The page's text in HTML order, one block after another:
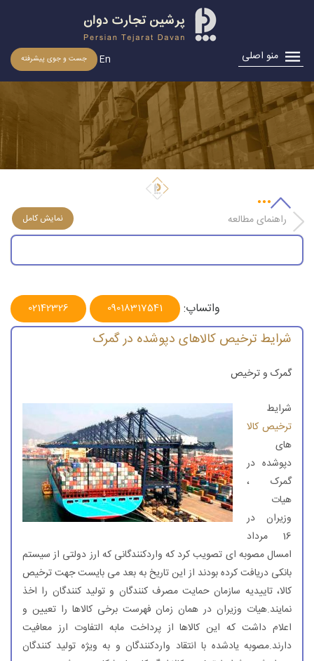
منو اصلی جست و جوی پیشرفته En
شرایط ترخیص کالاهای دپوشده در گمرک
راهنمای مطالعه
واتساپ: 09018317541
02142326
شرایط ترخیص کالاهای دپوشده در گمرک
گمرک و ترخیص
شرایط
ترخیص کالا
های
دپوشده در
گمرک ،
هیات
وزیران در
16 مرداد
امسال مصوبه ای تصویب کرد که واردکنندگانی که ارز دولتی از سیستم
بانکی دریافت کرده بودند از این تاریخ به بعد می بایست جهت ترخیص
کالا، تاییدیه سازمان حمایت مصرف کنندگان‌ و تولید کنندگان را اخذ
نمایند.هیات وزیران در همان زمان فهرست برخی کالاها را تعیین و
اعلام داشت که این کالاها از پرداخت مابه التفاوت ارز معافیت
دارند.مصوبه یادشده با انتقاد واردکنندگان و به ویژه تولید کنندگان